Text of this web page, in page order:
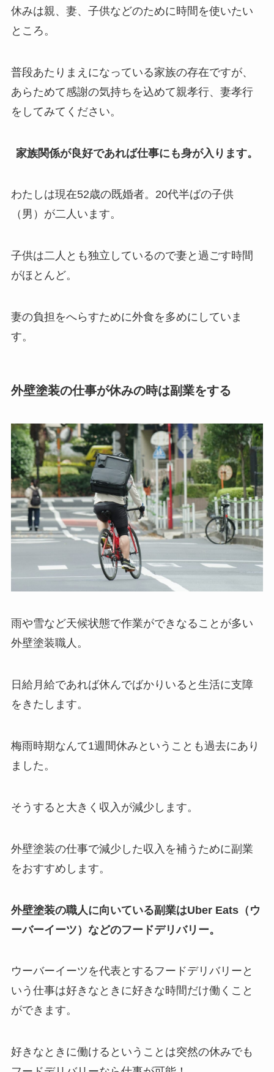
休みは親、妻、子供などのために時間を使いたい
ところ。
普段あたりまえになっている家族の存在ですが、
あらためて感謝の気持ちを込めて親孝行、妻孝行
をしてみてください。
家族関係が良好であれば仕事にも身が入ります。
わたしは現在52歳の既婚者。20代半ばの子供
（男）が二人います。
子供は二人とも独立しているので妻と過ごす時間
がほとんど。
妻の負担をへらすために外食を多めにしていま
す。
外壁塗装の仕事が休みの時は副業をする
雨や雪など天候状態で作業ができなることが多い
外壁塗装職人。
日給月給であれば休んでばかりいると生活に支障
をきたします。
梅雨時期なんて1週間休みということも過去にあり
ました。
そうすると大きく収入が減少します。
外壁塗装の仕事で減少した収入を補うために副業
をおすすめします。
外壁塗装の職人に向いている副業はUber Eats（ウ
ーバーイーツ）などのフードデリバリー。
ウーバーイーツを代表とするフードデリバリーと
いう仕事は好きなときに好きな時間だけ働くこと
ができます。
好きなときに働けるということは突然の休みでも